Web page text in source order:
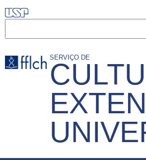
Pular
para
principal
SERVIÇO DE